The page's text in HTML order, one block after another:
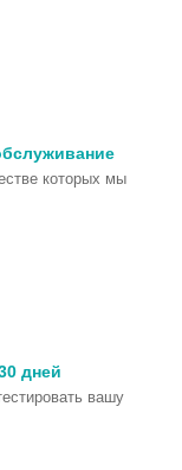
которых мы
дней
вашу